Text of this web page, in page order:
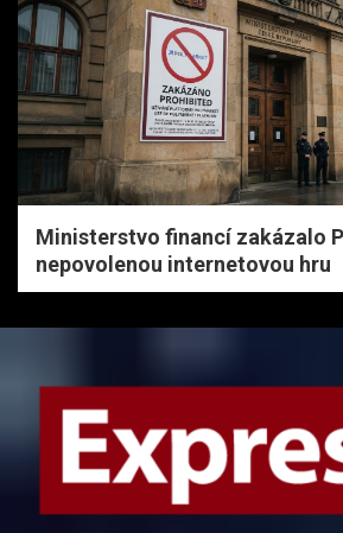
Ministerstvo financí zakázalo
nepovolenou internetovou hru